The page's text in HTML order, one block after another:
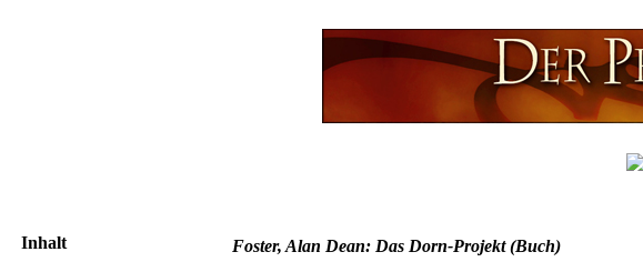
Inhalt
Foster, Alan Dean: Das Dorn-Projekt (Buch)